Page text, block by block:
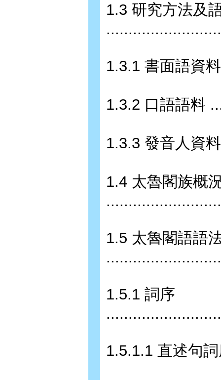
1.3 研究方法及
1.3.1 書面語資
1.3.2 口語語料
1.3.3 發音人資
1.4 太魯閣族概
1.5 太魯閣語語
1.5.1 詞序
1.5.1.1 直述句